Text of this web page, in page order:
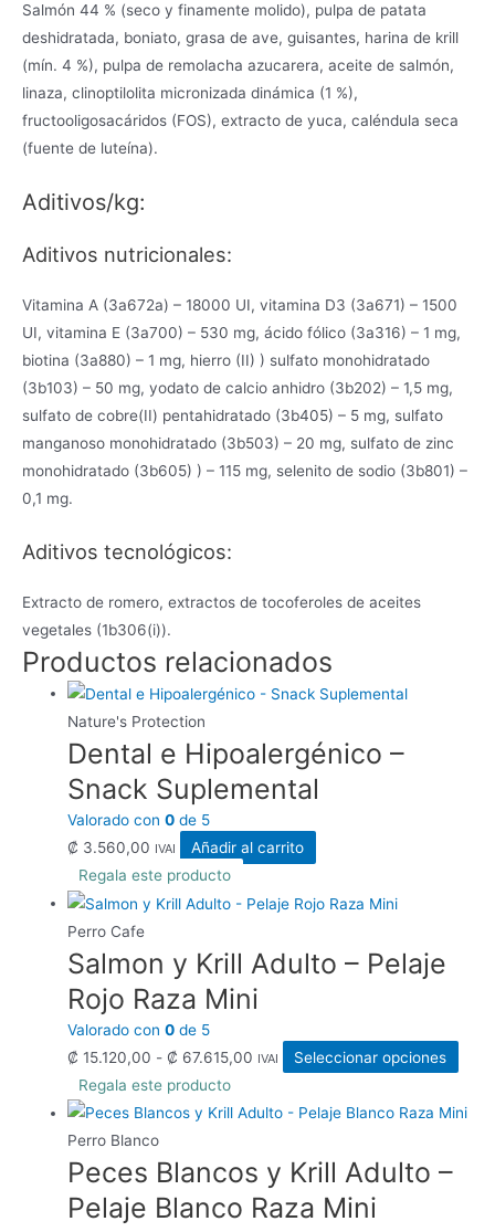
Salmón 44 % (seco y finamente molido), pulpa de patata
deshidratada, boniato, grasa de ave, guisantes, harina de krill
(mín. 4 %), pulpa de remolacha azucarera, aceite de salmón,
linaza, clinoptilolita micronizada dinámica (1 %),
fructooligosacáridos (FOS), extracto de yuca, caléndula seca
(fuente de luteína).
Aditivos/kg:
Aditivos nutricionales:
Vitamina A (3a672a) – 18000 UI, vitamina D3 (3a671) – 1500
UI, vitamina E (3a700) – 530 mg, ácido fólico (3a316) – 1 mg,
biotina (3a880) – 1 mg, hierro (II) ) sulfato monohidratado
(3b103) – 50 mg, yodato de calcio anhidro (3b202) – 1,5 mg,
sulfato de cobre(II) pentahidratado (3b405) – 5 mg, sulfato
manganoso monohidratado (3b503) – 20 mg, sulfato de zinc
monohidratado (3b605) ) – 115 mg, selenito de sodio (3b801) –
0,1 mg.
Aditivos tecnológicos:
Extracto de romero, extractos de tocoferoles de aceites
vegetales (1b306(i)).
Productos relacionados
Nature's Protection
Dental e Hipoalergénico –
Snack Suplemental
Valorado con0 de 5
₡ 3.560,00 IVAI
Añadir al carrito
Regala este producto
Perro Cafe
Salmon y Krill Adulto – Pelaje
Rojo Raza Mini
Valorado con0 de 5
₡ 15.120,00 - ₡ 67.615,00 Rango
precios:
₡ 15.120,00
hasta
₡ 67.615,00
IVAI Seleccionar opciones
tiene
Regala este producto
Perro Blanco
Peces Blancos y Krill Adulto –
Pelaje Blanco Raza Mini